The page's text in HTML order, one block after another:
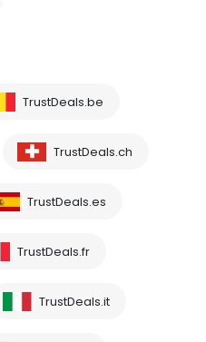
TrustDeals.be
TrustDeals.ch
TrustDeals.es
TrustDeals.fr
TrustDeals.it